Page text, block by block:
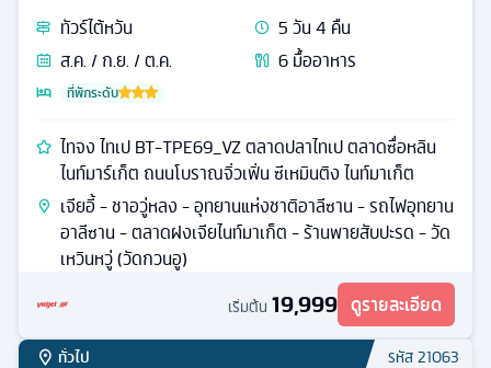
ทัวร์ไต้หวัน 5วัน4 คืน
ส.ค. / ก.ย. / ต.ค.
6มื้ออาหาร
ที่พักระดับ
ไทจง ไทเป BT-TPE69_VZ ตลาดปลาไทเป ตลาดซื่อหลิน
ไนท์มาร์เก็ต ถนนโบราณจิ่วเฟิ่น ซีเหมินติง ไนท์มาเก็ต
เจียอี้ - ชาอวู่หลง - อุทยานแห่งชาติอาลีซาน - รถไฟอุทยาน
อาลีซาน - ตลาดฝงเจียไนท์มาเก็ต - ร้านพายสับปะรด - วัด
เหวินหวู่ (วัดกวนอู)
เริ่มต้น 19,999 ดูรายละเอียด
ทั่วไป รหัส21063